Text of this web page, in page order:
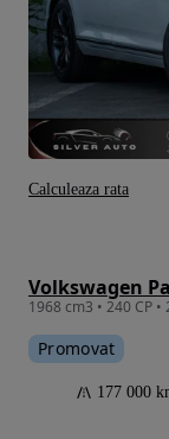
Promovat
177 000
Calculeaza rata